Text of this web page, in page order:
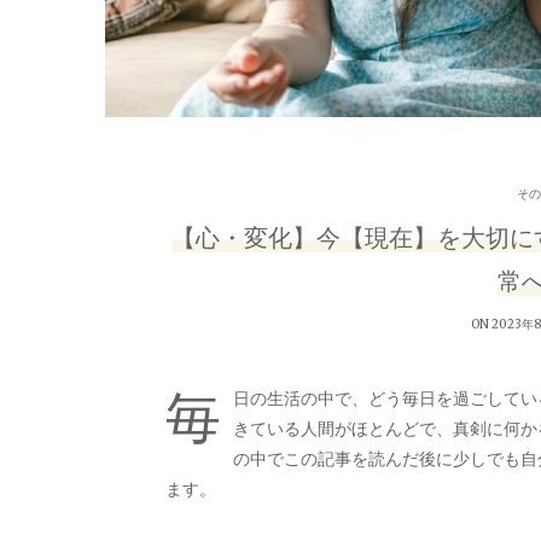
そ
【心・変化】今【現在】を大切
常
ON 2023年
毎
日の生活の中で、どう毎日を過ごして
きている人間がほとんどで、真剣に何
の中でこの記事を読んだ後に少しでも
ます。